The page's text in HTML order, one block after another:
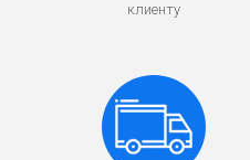
клиенту